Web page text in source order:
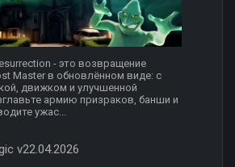
- это возвращение
Master в обновлённом виде: с
движком и улучшенной
армию призраков, банши и
ужас...
v22.04.2026